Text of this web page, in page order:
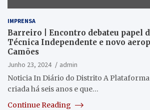
IMPRENSA
Barreiro | Encontro debateu papel
Técnica Independente e novo
Camões
Junho 23, 2024
admin
Noticia In Diário do Distrito A Plataforma
criada há seis anos e que…
Continue Reading